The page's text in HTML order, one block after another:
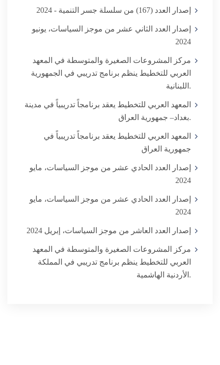
إصدار العدد (167) من سلسلة جسر التنمية - 2024
إصدار العدد الثاني عشر من موجز السياسات، يونيو
2024
مركز المشروعات الصغيرة والمتوسطة في المعهد
العربي للتخطيط ينظم برنامج تدريبي في الجمهورية
اللبنانية.
المعهد العربي للتخطيط يعقد برنامجاً تدريبياً في مدينة
بغداد– جمهورية العراق.
المعهد العربي للتخطيط يعقد برنامجاً تدريبياً في
جمهورية العراق
إصدار العدد الحادي عشر من موجز السياسات، مايو
2024
إصدار العدد الحادي عشر من موجز السياسات، مايو
2024
إصدار العدد العاشر من موجز السياسات، إبريل 2024
مركز المشروعات الصغيرة والمتوسطة في المعهد
العربي للتخطيط ينظم برنامج تدريبي في المملكة
الأردنية الهاشمية.